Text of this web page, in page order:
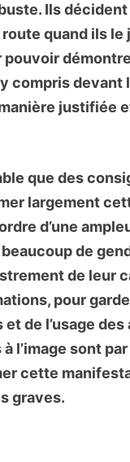
Ils
quand ils le
pouvoir
compris devant
justifiée
que des
largement
d’une
de
de leur
pour
de l’usage des
l’image sont
cette
graves.